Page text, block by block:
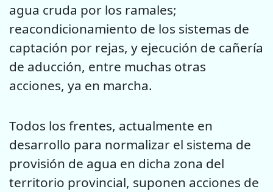
agua cruda por los ramales;
reacondicionamiento de los sistemas de
captación por rejas, y ejecución de cañería
de aducción, entre muchas otras
acciones, ya en marcha.
Todos los frentes, actualmente en
desarrollo para normalizar el sistema de
provisión de agua en dicha zona del
territorio provincial, suponen acciones de